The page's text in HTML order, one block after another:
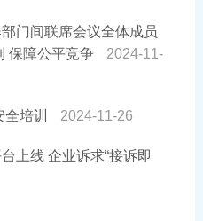
门间联席会议全体成员
保障公平竞争
2024-11-
培训 2024-11-26
上线 企业诉求“接诉即